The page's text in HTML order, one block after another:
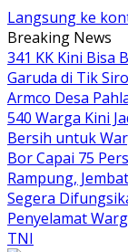
Langsung ke
Breaking News
341 KK Kini Bisa
Garuda di Tik
Armco Desa
540 Warga Kini
Bersih untuk
Bor Capai 75
Rampung,
Segera
Penyelamat
TNI